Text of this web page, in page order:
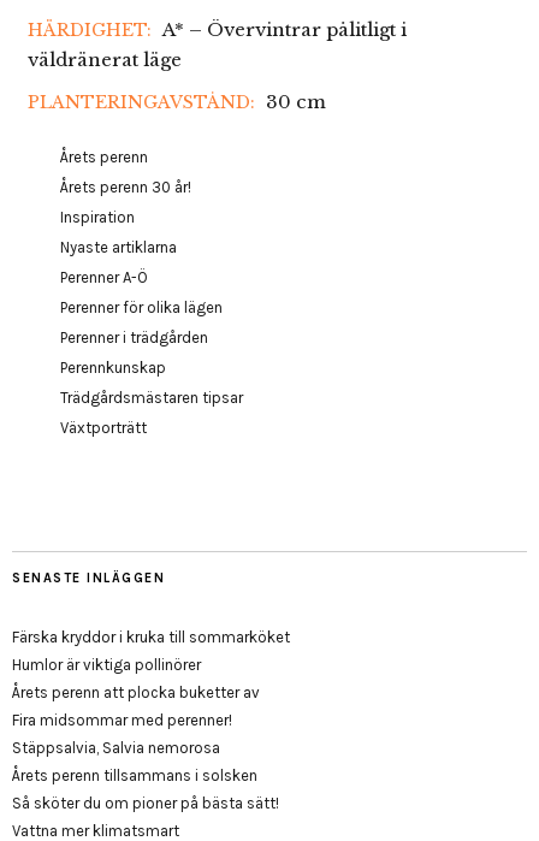
HÄRDIGHET: A* – Övervintrar pålitligt i
väldränerat läge
PLANTERINGAVSTÅND: 30 cm
Årets perenn
Årets perenn 30 år!
Inspiration
Nyaste artiklarna
Perenner A-Ö
Perenner för olika lägen
Perenner i trädgården
Perennkunskap
Trädgårdsmästaren tipsar
Växtporträtt
SENASTE INLÄGGEN
Färska kryddor i kruka till sommarköket
Humlor är viktiga pollinörer
Årets perenn att plocka buketter av
Fira midsommar med perenner!
Stäppsalvia, Salvia nemorosa
Årets perenn tillsammans i solsken
Så sköter du om pioner på bästa sätt!
Vattna mer klimatsmart